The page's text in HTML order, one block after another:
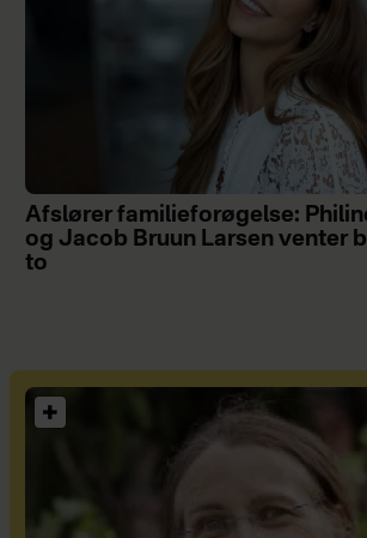
Afslører familieforøgelse:
og Jacob Bruun Larsen venter
to